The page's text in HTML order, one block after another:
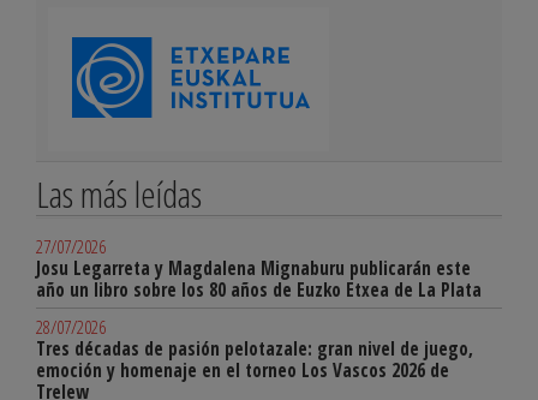
Las más leídas
27/07/2026
Josu Legarreta y Magdalena Mignaburu publicarán este
año un libro sobre los 80 años de Euzko Etxea de La Plata
28/07/2026
Tres décadas de pasión pelotazale: gran nivel de juego,
emoción y homenaje en el torneo Los Vascos 2026 de
Trelew